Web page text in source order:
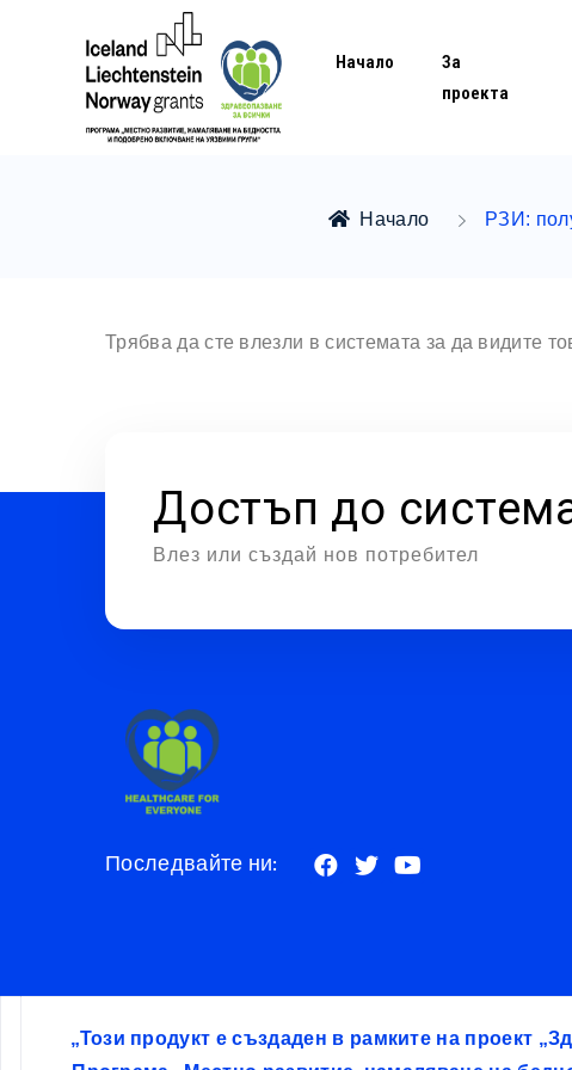
Начало
За
проекта
Начало РЗИ:
Трябва да сте влезли в системата за да видите
Достъп до
Влез или създай нов потребител
Последвайте ни:
„Този продукт е създаден в рамките на проект